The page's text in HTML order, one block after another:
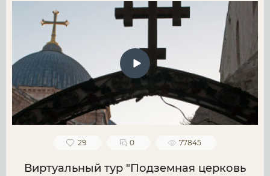
29 0 77845
Виртуальный тур "Подземная церковь